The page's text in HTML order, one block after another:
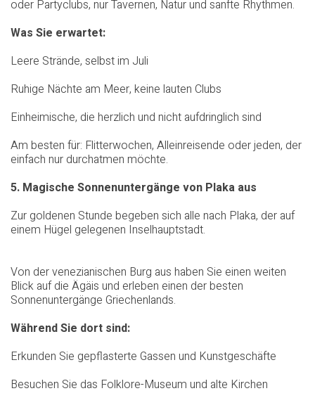
oder Partyclubs, nur Tavernen, Natur und sanfte Rhythmen.
Was Sie erwartet:
Leere Strände, selbst im Juli
Ruhige Nächte am Meer, keine lauten Clubs
Einheimische, die herzlich und nicht aufdringlich sind
Am besten für: Flitterwochen, Alleinreisende oder jeden, der
einfach nur durchatmen möchte.
5. Magische Sonnenuntergänge von Plaka aus
Zur goldenen Stunde begeben sich alle nach Plaka, der auf
einem Hügel gelegenen Inselhauptstadt.
Von der venezianischen Burg aus haben Sie einen weiten
Blick auf die Ägäis und erleben einen der besten
Sonnenuntergänge Griechenlands.
Während Sie dort sind:
Erkunden Sie gepflasterte Gassen und Kunstgeschäfte
Besuchen Sie das Folklore-Museum und alte Kirchen